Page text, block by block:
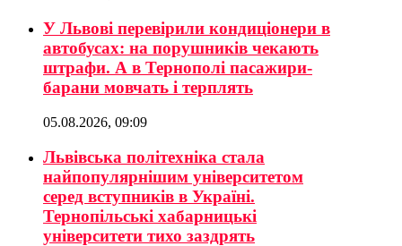
У Львові перевірили кондиціонери в
автобусах: на порушників чекають
штрафи. А в Тернополі пасажири-
барани мовчать і терплять
05.08.2026, 09:09
Львівська політехніка стала
найпопулярнішим університетом
серед вступників в Україні.
Тернопільські хабарницькі
університети тихо заздрять